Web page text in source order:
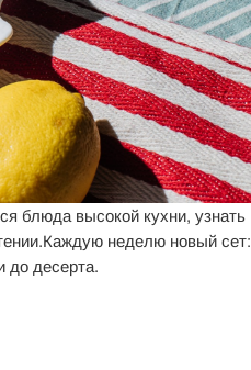
блюда высокой кухни, узнать
неделю новый сет:
до десерта.